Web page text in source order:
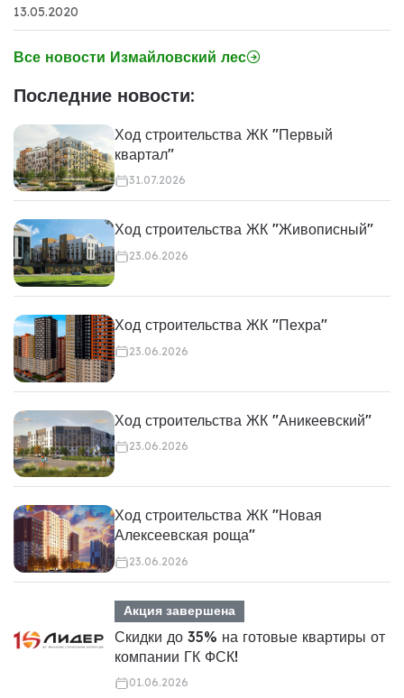
13.05.2020
Все новости Измайловский лес
Последние новости:
Ход строительства ЖК "Первый
квартал"
31.07.2026
Ход строительства ЖК "Живописный"
23.06.2026
Ход строительства ЖК "Пехра"
23.06.2026
Ход строительства ЖК "Аникеевский"
23.06.2026
Ход строительства ЖК "Новая
Алексеевская роща"
23.06.2026
Акция завершена
Скидки до 35% на готовые квартиры от
компании ГК ФСК!
01.06.2026